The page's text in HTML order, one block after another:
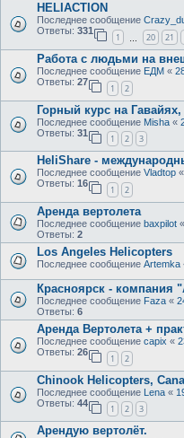
HELIACTION
Последнее сообщение
Ответы: 331
1 20 21
Работа с людьми на
Последнее сообщение ЕДМ «
Ответы: 27
1 2
Горный курс на
Последнее сообщение Misha «
Ответы: 31
1 2 3
HeliShare -
Последнее сообщение Vladtop «
Ответы: 16
1 2
Аренда вертолета
Последнее сообщение baxpilot «
Ответы: 2
Los Angeles Helicopters
Последнее сообщение Artemka
Красноярск - компания
Последнее сообщение Faza «
Ответы: 6
Аренда Вертолета +
Последнее сообщение capix «
Ответы: 26
1 2
Chinook Helicopters,
Последнее сообщение Lena «
Ответы: 44
1 2 3
Арендую вертолёт.